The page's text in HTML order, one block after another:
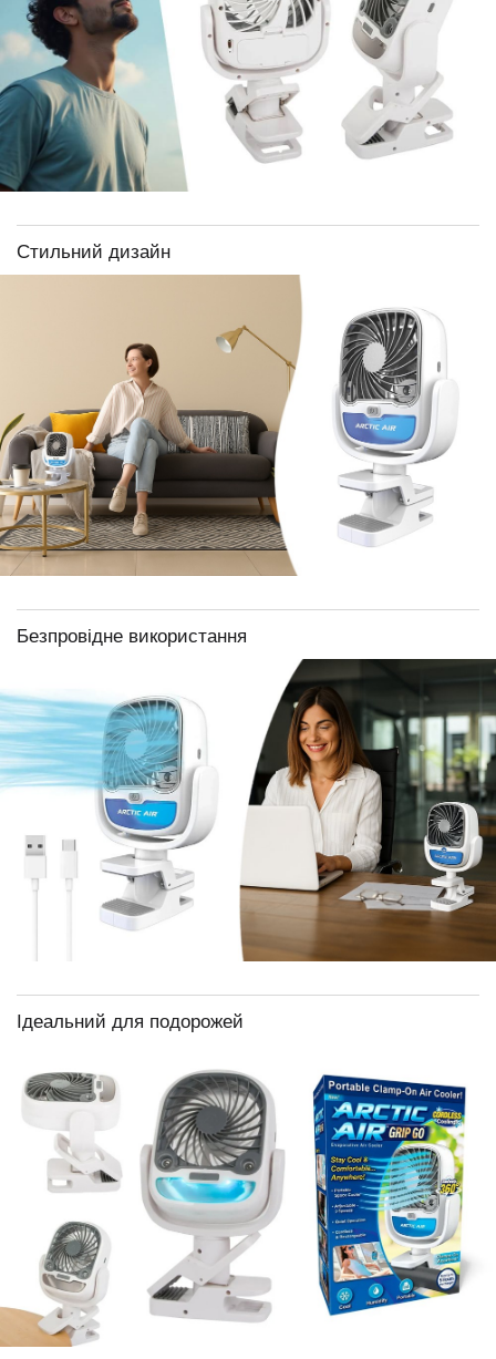
Стильний дизайн
Безпровідне використання
Ідеальний для подорожей